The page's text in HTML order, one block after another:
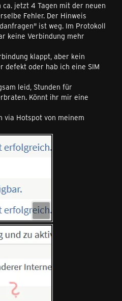
jetzt 4 Tagen mit der neuen
Fehler. Der Hinweis
ist weg. Im Protokoll
keine Verbindung mehr
klappt, aber kein
defekt oder hab ich eine SIM
leid, Stunden für
Könnt ihr mir eine
via Hotspot von meinem